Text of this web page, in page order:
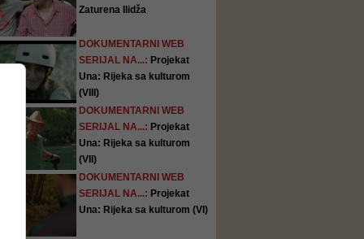
Zaturena Ilidža
DOKUMENTARNI WEB
SERIJAL NA...: Projekat
Una: Rijeka sa kulturom
(VIII)
DOKUMENTARNI WEB
SERIJAL NA...: Projekat
Una: Rijeka sa kulturom
(VII)
DOKUMENTARNI WEB
SERIJAL NA...: Projekat
Una: Rijeka sa kulturom (VI)